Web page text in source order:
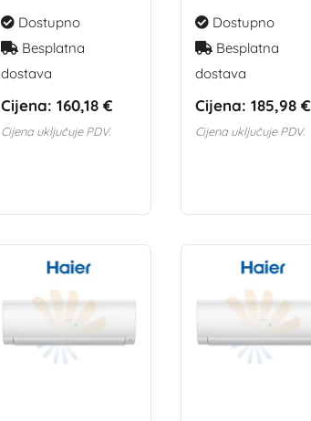
Dostupno
Besplatna
dostava
Cijena: 160,18 €
Cijena uključuje PDV.
Dostupno
Besplatna
dostava
Cijena: 185,98 €
Cijena uključuje PDV.